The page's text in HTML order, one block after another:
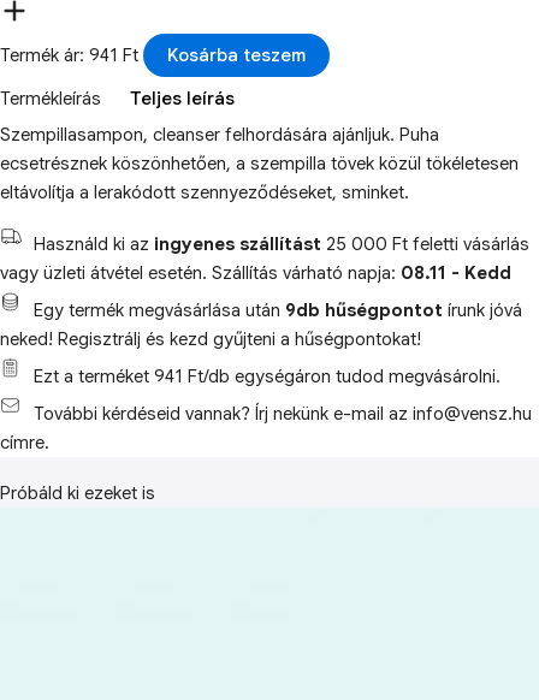
Termék ár: 941 Ft
Kosárba teszem
Termékleírás
Teljes leírás
Szempillasampon, cleanser felhordására ajánljuk. Puha
ecsetrésznek köszönhetően, a szempilla tövek közül tökéletesen
eltávolítja a lerakódott szennyeződéseket, sminket.
Használd ki az ingyenes szállítást 25 000 Ft feletti vásárlás
vagy üzleti átvétel esetén. Szállítás várható napja: 08.11 - Kedd
Egy termék megvásárlása után 9db hűségpontot írunk jóvá
neked! Regisztrálj és kezd gyűjteni a hűségpontokat!
Ezt a terméket 941 Ft/db egységáron tudod megvásárolni.
További kérdéseid vannak? Írj nekünk e-mail az info@vensz.hu
címre.
Próbáld ki ezeket is